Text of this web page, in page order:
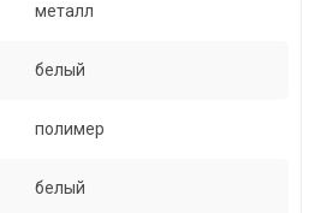
металл
белый
полимер
белый